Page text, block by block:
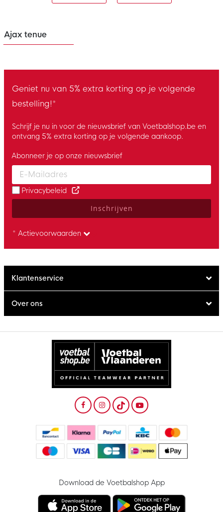
Ajax tenue
Geniet nu van 5% extra korting op je volgende
bestelling!*
Schrijf je nu in voor de nieuwsbrief van Voetbalshop.be en
ontvang 5% extra korting op je volgende aankoop.
Enter your email and accept the privacy policy to subscribe to
Abonneer je op onze nieuwsbrief
Privacybeleid
Inschrijven
* Actievoorwaarden
Klantenservice
Over ons
Download de Voetbalshop App